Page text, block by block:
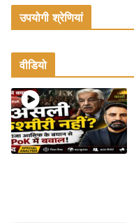
उपयोगी श्रेणियां
वीडियो